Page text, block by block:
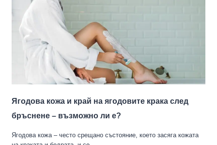
Ягодова кожа и край на ягодовите крака след
бръснене – възможно ли е?
Ягодова кожа – често срещано състояние, което засяга кожата